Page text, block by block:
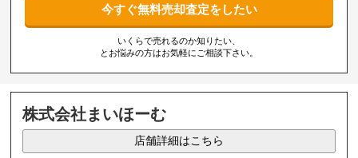
今すぐ無料売却査定をしたい
いくらで売れるのか知りたい、
とお悩みの方はお気軽にご相談下さい。
株式会社まいほーむ
店舗詳細はこちら